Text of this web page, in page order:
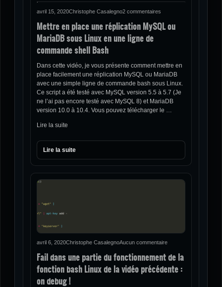
avril 15, 2020Christophe Casalegno2 commentaires
Mettre en place une réplication MySQL ou
MariaDB sous Linux en une ligne de
commande shell Bash
Dans cette vidéo, je vous présente comment mettre en
place facilement une réplication MySQL ou MariaDB
avec une simple ligne de commande bash sous Linux.
Ce script a été testé avec MySQL version 5.5 à 5.7 (Je
ne l’ai pas encore testé avec MySQL 8) et MariaDB
version 10.0 à 10.4. Vous pouvez télécharger le …
Lire la suite
Lire la suite
avril 6, 2020Christophe CasalegnoAucun commentaire
Fail dans une partie du fonctionnement de la
fonction bash Linux de la vidéo précédente :
on debug !